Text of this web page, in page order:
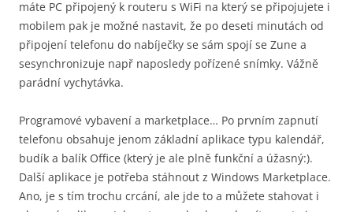
máte PC připojený k routeru s WiFi na který se připojujete i
mobilem pak je možné nastavit, že po deseti minutách od
připojení telefonu do nabíječky se sám spojí se Zune a
sesynchronizuje např naposledy pořízené snímky. Vážně
parádní vychytávka.
Programové vybavení a marketplace… Po prvním zapnutí
telefonu obsahuje jenom základní aplikace typu kalendář,
budík a balík Office (který je ale plně funkční a úžasný:).
Další aplikace je potřeba stáhnout z Windows Marketplace.
Ano, je s tím trochu crcání, ale jde to a můžete stahovat i